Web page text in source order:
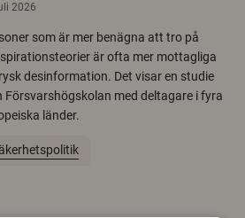
2026
som är mer benägna att tro på
är ofta mer mottagliga
desinformation. Det visar en studie
Försvarshögskolan med deltagare i fyra
länder.